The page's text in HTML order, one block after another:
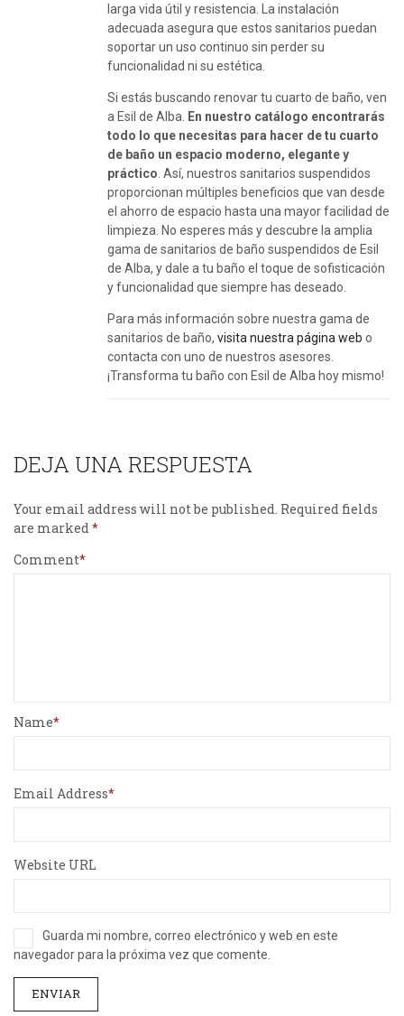
larga vida útil y resistencia. La instalación
adecuada asegura que estos sanitarios puedan
soportar un uso continuo sin perder su
funcionalidad ni su estética.
Si estás buscando renovar tu cuarto de baño, ven
a Esil de Alba.
En nuestro catálogo encontrarás
todo lo que necesitas para hacer de tu cuarto
de baño un espacio moderno, elegante y
práctico . Así, nuestros sanitarios suspendidos
proporcionan múltiples beneficios que van desde
el ahorro de espacio hasta una mayor facilidad de
limpieza. No esperes más y descubre la amplia
gama de sanitarios de baño suspendidos de Esil
de Alba, y dale a tu baño el toque de sofisticación
y funcionalidad que siempre has deseado.
Para más información sobre nuestra gama de
sanitarios de baño, visita nuestra página web o
contacta con uno de nuestros asesores.
¡Transforma tu baño con Esil de Alba hoy mismo!
DEJA UNA RESPUESTA
Your email address will not be published. Required fields
are marked
Comment
Name
Email Address
Website URL
Guarda mi nombre, correo electrónico y web en este
navegador para la próxima vez que comente.